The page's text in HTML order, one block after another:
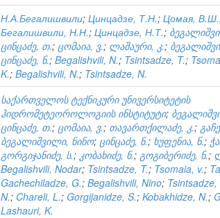
Н.А.Бегалишвили; Цинцадзе, Т.Н.; Цомая, В.Ш.
Бегалишвили, Н.Н.; Цинцадзе, Н.Т.;
ცინცაძე, თ.; ცომაია, ვ.; ლაშაური, კ.;
ცინცაძე, ნ.; Begalishvili, N.; Tsintsadze, T.;
K.; Begalishvili, N.; Tsintsadze, N.
საქართველოს ტექნიკური უნივერსიტეტის
ჰიდრომეტეოროლოგიის ინსტიტუტი;
ცინცაძე, თ.; ცომაია, ვ.; თავართქილაძე, კ.;
ბეგალიშვილი, ნინო; ცინცაძე, ნ.; ხუფენია, ნ.;
გორგიჯანიძე, ს.; კობახიძე, ნ.; გოგიბერიძე, ნ.;
Begalishvili, Nodar; Tsintsadze, T.; Tsomaia, v.;
Gachechiladze, G.; Begalishvili, Nino; Tsintsadze,
N.; Chareli, L.; Gorgijanidze, S.; Kobakhidze, N.;
Lashauri, K.